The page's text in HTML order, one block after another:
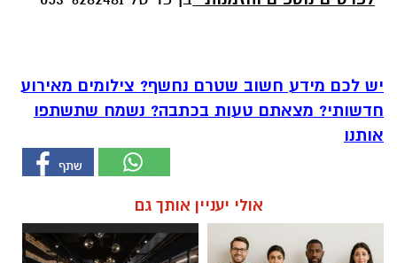
יש לכם מידע חשוב שטרם נחשף? צילומים מאירוע
חדשותי? מצאתם טעות בכתבה? נשמח שתשתפו
אותנו
אולי יעניין אותך גם